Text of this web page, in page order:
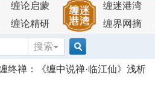
缠论启蒙
缠论精研
缠迷港湾
缠界网摘
搜索
搜
终禅：《缠中说禅·临江仙》浅析